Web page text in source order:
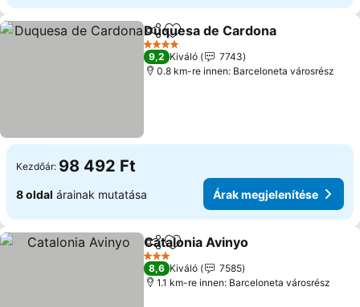
Megosztás
Hozzáadás a kedvencekhez
Duquesa de Cardona
4 Kategória
9,2 Kiváló
7743
0.8 km-re innen: Barceloneta városrész
Kezdőár: 98 492 Ft
8 oldal árainak mutatása Árak megjelenítése
Megosztás
Hozzáadás a kedvencekhez
Catalonia Avinyo
3 Kategória
8,6 Kiváló
7585
1.1 km-re innen: Barceloneta városrész